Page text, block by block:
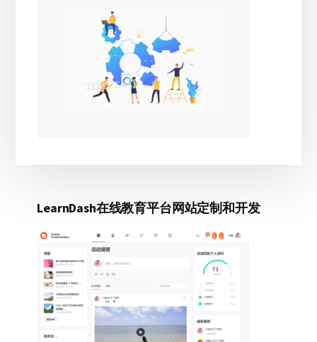
LearnDash在线教育平台网站定制和开发